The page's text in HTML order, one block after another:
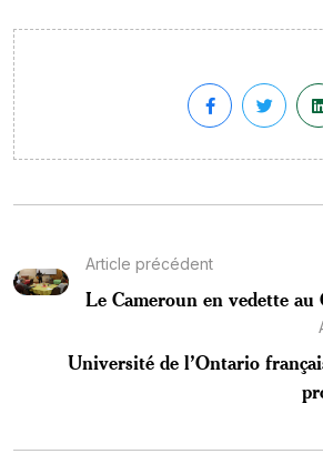
Article précédent
Le Cameroun en vedette au
Université de l’Ontario